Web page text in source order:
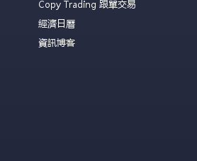
Copy Trading 跟單交易
經濟日曆
資訊博客